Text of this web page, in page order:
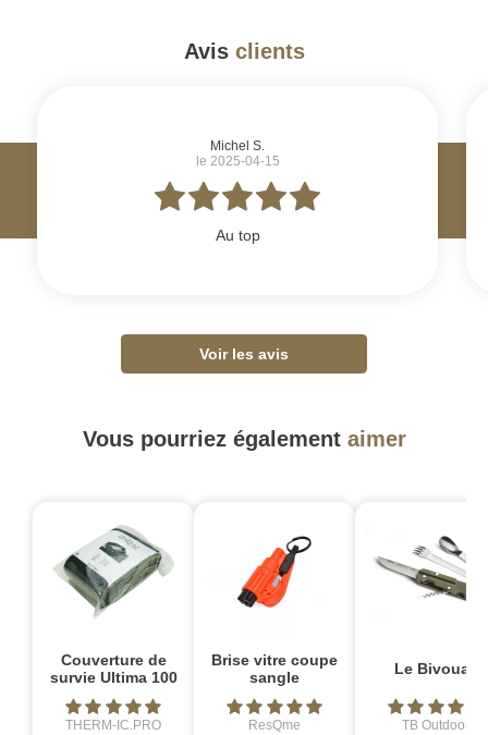
Avis clients
Michel S.
le 2025-04-15
Au top
Voir les avis
Vous pourriez également aimer
Couverture de
survie Ultima 100
THERM-IC.PRO
Brise vitre coupe
sangle
ResQme
Le Bivouac
TB Outdoor